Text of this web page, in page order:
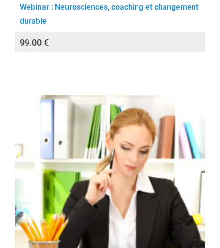
Webinar : Neurosciences, coaching et changement
durable
99.00€